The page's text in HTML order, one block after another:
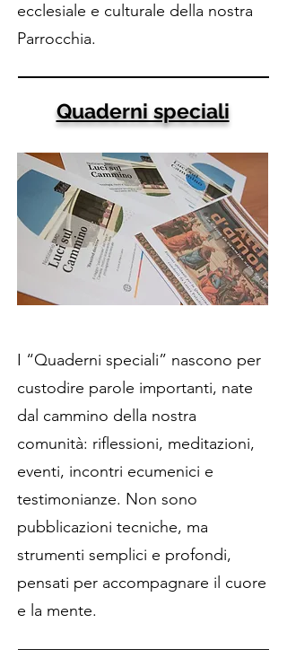
ecclesiale e culturale della nostra
Parrocchia.
Quaderni speciali
I “Quaderni speciali” nascono per
custodire parole importanti, nate
dal cammino della nostra
comunità: riflessioni, meditazioni,
eventi, incontri ecumenici e
testimonianze. Non sono
pubblicazioni tecniche, ma
strumenti semplici e profondi,
pensati per accompagnare il cuore
e la mente.